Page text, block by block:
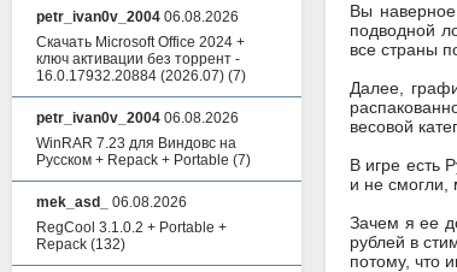
Вы
подводной
все страны
Далее,
весовой
В игре есть
и не смогли,
Зачем я ее
рублей в
потому, что
petr_ivan0v_2004 06.08.2026
Скачать Microsoft Office 2024 +
ключ активации без торрент -
16.0.17932.20884 (2026.07) (7)
petr_ivan0v_2004 06.08.2026
WinRAR 7.23 для Виндовс на
Русском + Repack + Portable (7)
mek_asd_
06.08.2026
RegCool 3.1.0.2 + Portable +
Repack (132)